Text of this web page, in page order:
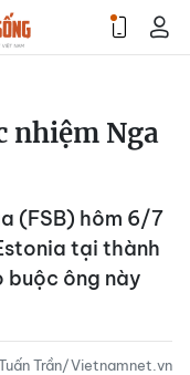
nhiệm Nga
(FSB) hôm 6/7
tại thành
buộc ông này
Trần/Vietnamnet.vn